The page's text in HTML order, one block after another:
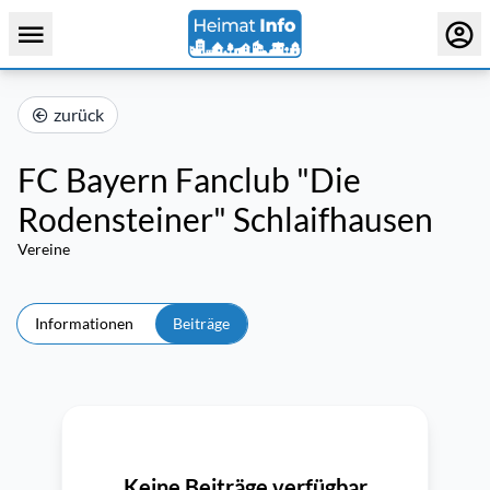
zurück
FC Bayern Fanclub "Die
Rodensteiner" Schlaifhausen
Vereine
Informationen Beiträge